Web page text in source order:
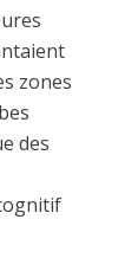
zones
des